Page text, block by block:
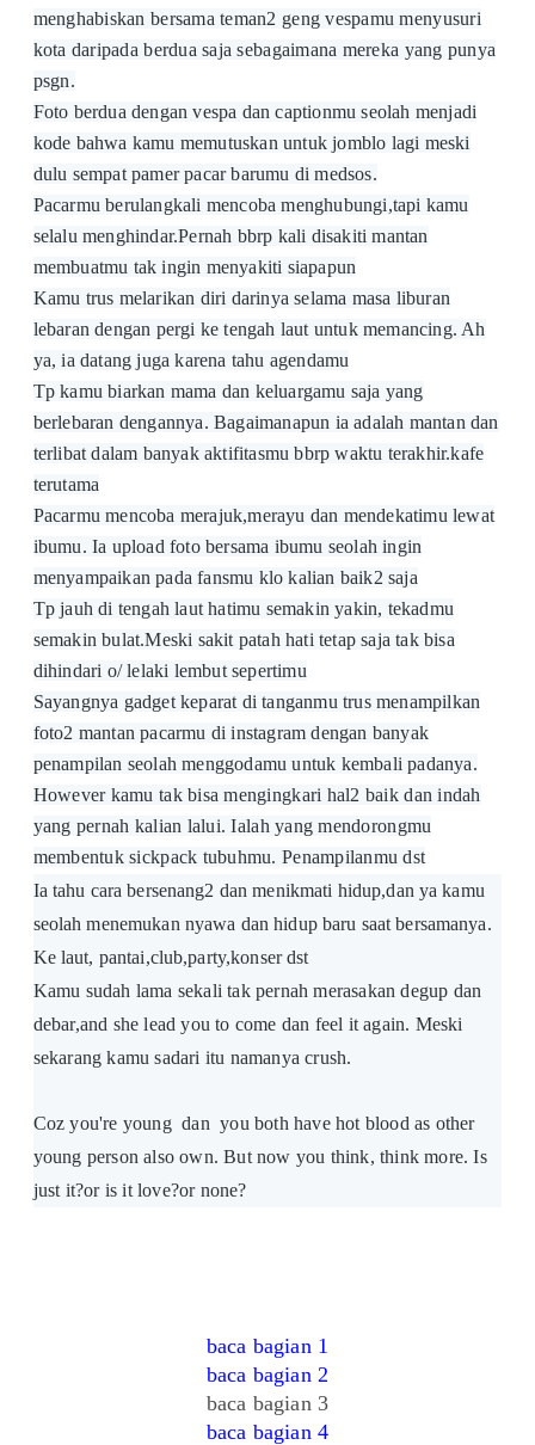
menghabiskan bersama teman2 geng vespamu menyusuri
kota daripada berdua saja sebagaimana mereka yang punya
psgn.
Foto berdua dengan vespa dan captionmu seolah menjadi
kode bahwa kamu memutuskan untuk jomblo lagi meski
dulu sempat pamer pacar barumu di medsos.
Pacarmu berulangkali mencoba menghubungi,tapi kamu
selalu menghindar.Pernah bbrp kali disakiti mantan
membuatmu tak ingin menyakiti siapapun
Kamu trus melarikan diri darinya selama masa liburan
lebaran dengan pergi ke tengah laut untuk memancing. Ah
ya, ia datang juga karena tahu agendamu
Tp kamu biarkan mama dan keluargamu saja yang
berlebaran dengannya. Bagaimanapun ia adalah mantan dan
terlibat dalam banyak aktifitasmu bbrp waktu terakhir.kafe
terutama
Pacarmu mencoba merajuk,merayu dan mendekatimu lewat
ibumu. Ia upload foto bersama ibumu seolah ingin
menyampaikan pada fansmu klo kalian baik2 saja
Tp jauh di tengah laut hatimu semakin yakin, tekadmu
semakin bulat.Meski sakit patah hati tetap saja tak bisa
dihindari o/ lelaki lembut sepertimu
Sayangnya gadget keparat di tanganmu trus menampilkan
foto2 mantan pacarmu di instagram dengan banyak
penampilan seolah menggodamu untuk kembali padanya.
However kamu tak bisa mengingkari hal2 baik dan indah
yang pernah kalian lalui. Ialah yang mendorongmu
membentuk sickpack tubuhmu. Penampilanmu dst
Ia tahu cara bersenang2 dan menikmati hidup,dan ya kamu
seolah menemukan nyawa dan hidup baru saat bersamanya.
Ke laut, pantai,club,party,konser dst
Kamu sudah lama sekali tak pernah merasakan degup dan
debar,and she lead you to come dan feel it again. Meski
sekarang kamu sadari itu namanya crush.
Coz you're young dan you both have hot blood as other
young person also own. But now you think, think more. Is
just it?or is it love?or none?
baca bagian 1
baca bagian 2
baca bagian 3
baca bagian 4